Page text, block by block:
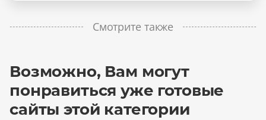
Смотрите также
Возможно, Вам могут
понравиться уже готовые
сайты этой категории